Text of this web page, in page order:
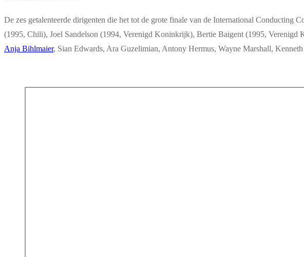
De zes getalenteerde dirigenten die het tot de grote finale van de International
(1995, Chili), Joel Sandelson (1994, Verenigd Koninkrijk), Bertie Baigent (1995,
Anja Bihlmaier, Sian Edwards, Ara Guzelimian, Antony Hermus, Wayne Marshall,